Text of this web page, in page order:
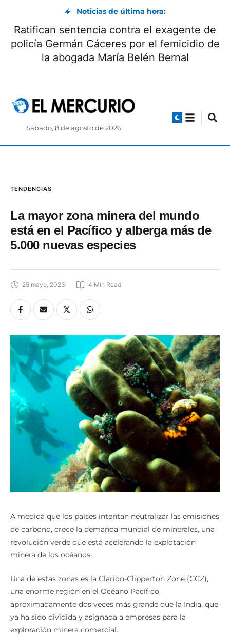
Noticias de última hora:
Ratifican sentencia contra el exagente de
policía Germán Cáceres por el femicidio de
la abogada María Belén Bernal
Sábado, 8 de agosto de 2026
TENDENCIAS
La mayor zona minera del mundo
está en el Pacífico y alberga más de
5.000 nuevas especies
25 mayo, 2023 4 Min Read
A medida que los países intentan neutralizar las emisiones
de carbono, crece la demanda mundial de minerales, una
revolución verde que está acelerando la explotación
minera de los océanos.
Una de estas zonas es la Clarion-Clipperton Zone (CCZ),
una enorme región en el Océano Pacífico,
aproximadamente dos veces más grande que la India, que
ya ha sido dividida y asignada a empresas para la
exploración minera comercial.